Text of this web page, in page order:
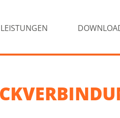
LEISTUNGEN